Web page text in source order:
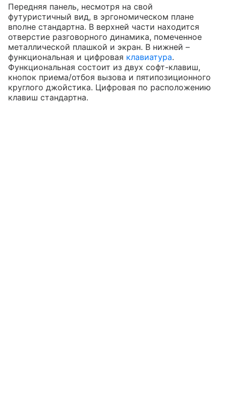
Передняя панель, несмотря на свой
футуристичный вид, в эргономическом плане
вполне стандартна. В верхней части находится
отверстие разговорного динамика, помеченное
металлической плашкой и экран. В нижней –
функциональная и цифровая клавиатура.
Функциональная состоит из двух софт-клавиш,
кнопок приема/отбоя вызова и пятипозиционного
круглого джойстика. Цифровая по расположению
клавиш стандартна.